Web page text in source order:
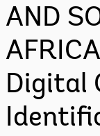
AND
Digital